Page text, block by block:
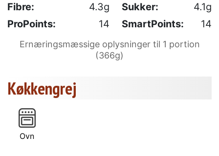
Fibre:
4.3g Sukker:
4.1g
ProPoints:
14 SmartPoints: 14
Ernæringsmæssige oplysninger til 1 portion
(366g)
Køkkengrej
Ovn